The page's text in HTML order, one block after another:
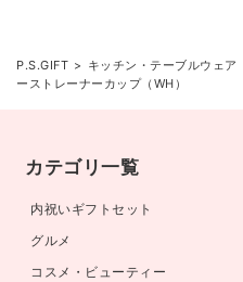
P.S.GIFT キッチン・テーブルウェア
ーストレーナーカップ（WH）
カテゴリ一覧
内祝いギフトセット
グルメ
コスメ・ビューティー